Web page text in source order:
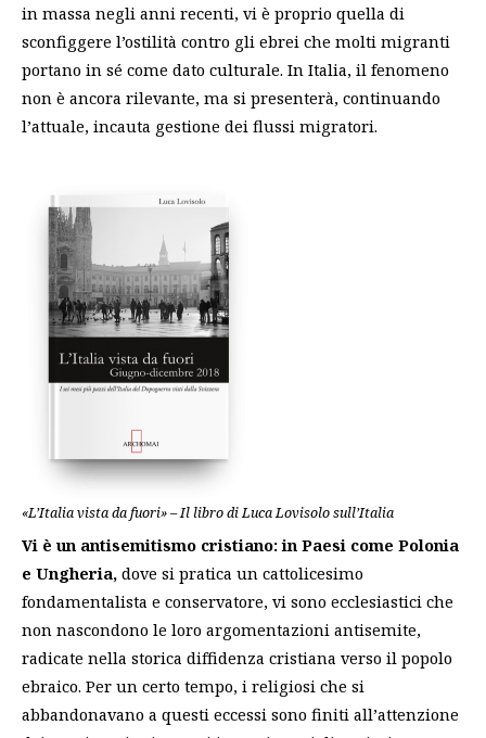
in massa negli anni recenti, vi è proprio quella di
sconfiggere l’ostilità contro gli ebrei che molti migranti
portano in sé come dato culturale. In Italia, il fenomeno
non è ancora rilevante, ma si presenterà, continuando
l’attuale, incauta gestione dei flussi migratori.
«L’Italia vista da fuori» – Il libro di Luca Lovisolo sull’Italia
Vi è un antisemitismo cristiano: in Paesi come Polonia
e Ungheria, dove si pratica un cattolicesimo
fondamentalista e conservatore, vi sono ecclesiastici che
non nascondono le loro argomentazioni antisemite,
radicate nella storica diffidenza cristiana verso il popolo
ebraico. Per un certo tempo, i religiosi che si
abbandonavano a questi eccessi sono finiti all’attenzione